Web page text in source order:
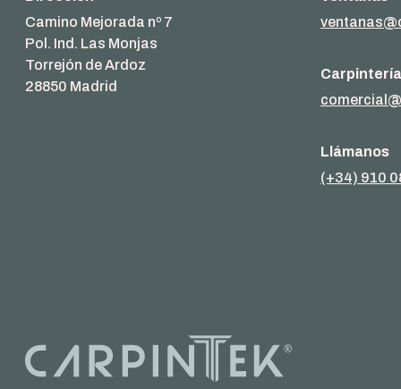
Camino Mejorada nº 7
Pol. Ind. Las Monjas
Torrejón de Ardoz
28850 Madrid
Llámanos
(+34) 910